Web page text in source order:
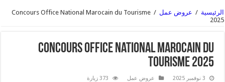
الرئيسية / عروض عمل /
Concours Office National Marocain du Tourisme
2025
Concours Office National Marocain du
Tourisme 2025
3 نوفمبر 2025 عروض عمل 373 زيارة